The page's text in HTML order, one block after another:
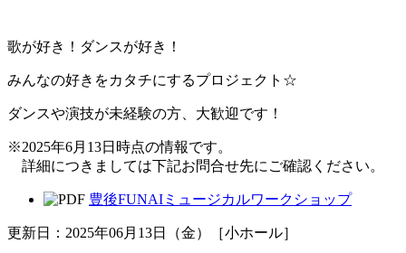
歌が好き！ダンスが好き！
みんなの好きをカタチにするプロジェクト☆
ダンスや演技が未経験の方、大歓迎です！
※2025年6月13日時点の情報です。
詳細につきましては下記お問合せ先にご確認ください。
豊後FUNAIミュージカルワークショップ
更新日：2025年06月13日（金）［小ホール］